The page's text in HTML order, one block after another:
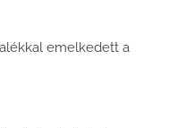
emelkedett a